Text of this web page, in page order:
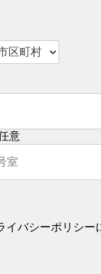
意
イバシーポリシー